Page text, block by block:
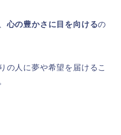
心の豊かさに目を向けるの
の人に夢や希望を届けるこ